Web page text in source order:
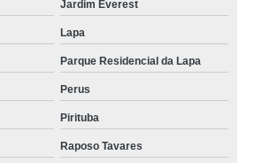
Jardim Everest
Lapa
Parque Residencial da Lapa
Perus
Pirituba
Raposo Tavares